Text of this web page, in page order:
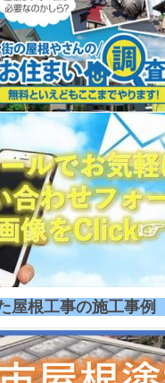
屋根工事の施工事例